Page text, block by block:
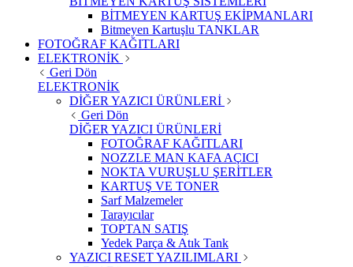
BİTMEYEN KARTUŞ EKİPMANLARI
Bitmeyen Kartuşlu TANKLAR
FOTOĞRAF KAĞITLARI
ELEKTRONİK
Geri Dön
ELEKTRONİK
DİĞER YAZICI ÜRÜNLERİ
Geri Dön
DİĞER YAZICI ÜRÜNLERİ
FOTOĞRAF KAĞITLARI
NOZZLE MAN KAFA AÇICI
NOKTA VURUŞLU ŞERİTLER
KARTUŞ VE TONER
Sarf Malzemeler
Tarayıcılar
TOPTAN SATIŞ
Yedek Parça & Atık Tank
YAZICI RESET YAZILIMLARI